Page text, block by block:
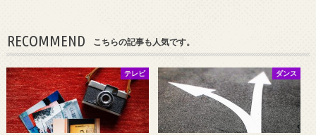
RECOMMEND こちらの記事も人気です。
テレビ ダンス